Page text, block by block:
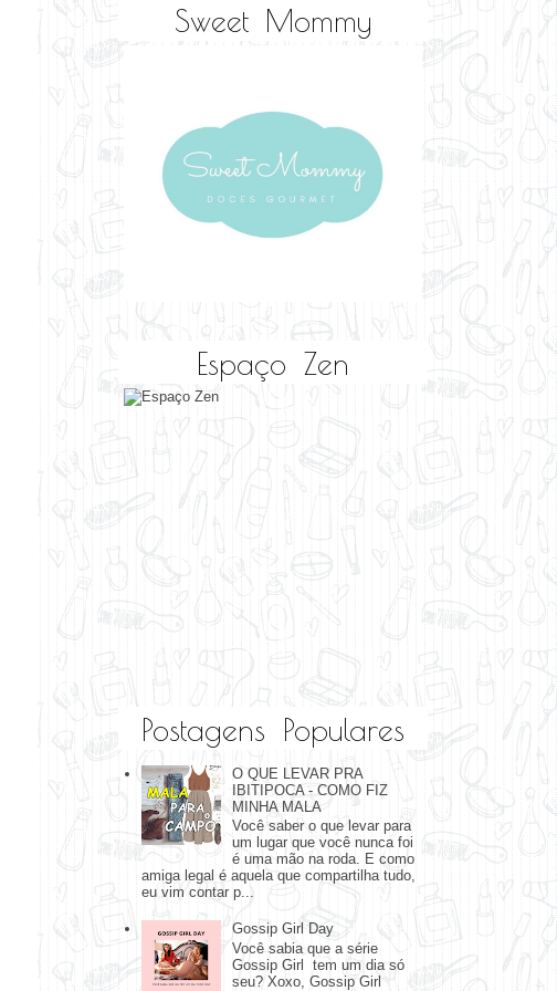
Sweet Mommy
Espaço Zen
Postagens Populares
O QUE LEVAR PRA
IBITIPOCA - COMO FIZ
MINHA MALA
Você saber o que levar para
um lugar que você nunca foi
é uma mão na roda. E como
amiga legal é aquela que compartilha tudo,
eu vim contar p...
Gossip Girl Day
Você sabia que a série
Gossip Girl tem um dia só
seu? Xoxo, Gossip Girl